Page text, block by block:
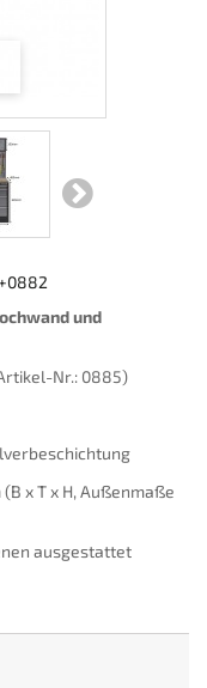
und
Nr.: 0885)
x T x H, Außenmaße
ausgestattet